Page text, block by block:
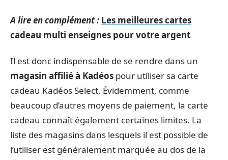
A lire en complément : Les meilleures cartes
cadeau multi enseignes pour votre argent
Il est donc indispensable de se rendre dans un
magasin affilié à Kadéos pour utiliser sa carte
cadeau Kadéos Select. Évidemment, comme
beaucoup d’autres moyens de paiement, la carte
cadeau connaît également certaines limites. La
liste des magasins dans lesquels il est possible de
l’utiliser est généralement marquée au dos de la